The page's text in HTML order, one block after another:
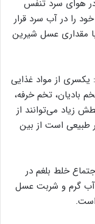
هوای سرد تنفس
را در آب سرد قرار
مقداری عسل شیرین
یکسری از مواد غذایی
بادیان، تخم خرفه،
زیاد می‌توانند از
طبیعی است از بین
خلط بلغم در
آب گرم و شربت عسل